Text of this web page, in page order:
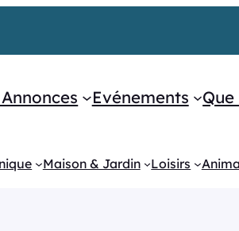
Evénements
Maison & Jardin Loisirs